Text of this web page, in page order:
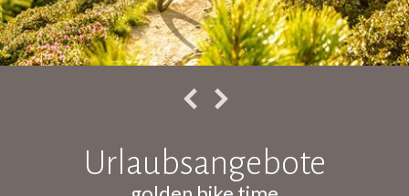
Urlaubsangebote